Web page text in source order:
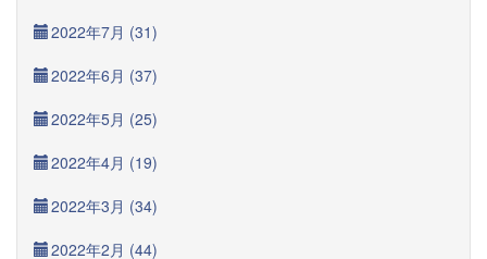
2022年7月 (31)
2022年6月 (37)
2022年5月 (25)
2022年4月 (19)
2022年3月 (34)
2022年2月 (44)